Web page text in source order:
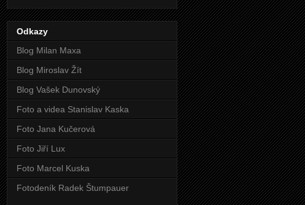
Odkazy
Blog Milan Maxa
Blog Miroslav Žít
Blog Vašek Dunovský
Foto a videa Stanislav Kaska
Foto Jana Kučerová
Foto Jiří Lux
Foto Marcel Kuska
Fotodeník Radek Štumpauer